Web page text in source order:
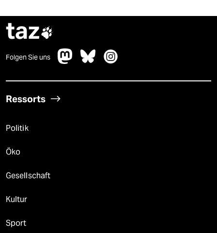
taz
Folgen Sie uns
Ressorts
Politik
Öko
Gesellschaft
Kultur
Sport